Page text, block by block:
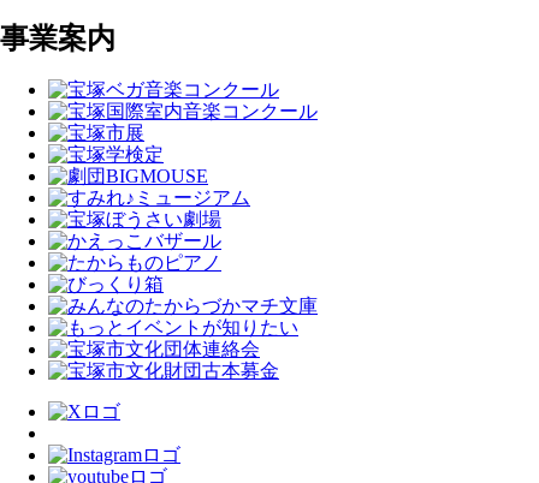
事業案内